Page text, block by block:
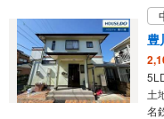
名
豊
土
名